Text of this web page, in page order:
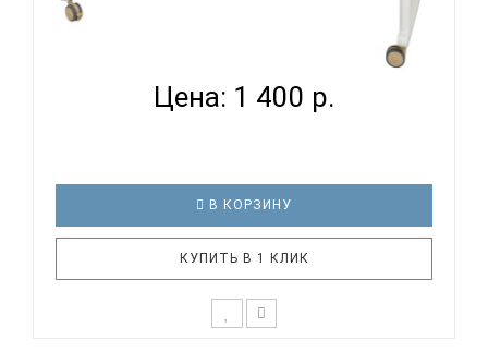
ВОМБАТИК CLASSIC COLLECTION ЕДИНОРОЖКИ -
Цена: 1 400 р.
В КОРЗИНУ
КУПИТЬ В 1 КЛИК